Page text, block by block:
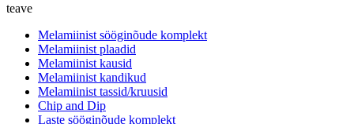
teave
Melamiinist sööginõude komplekt
Melamiinist plaadid
Melamiinist kausid
Melamiinist kandikud
Melamiinist tassid/kruusid
Chip and Dip
Laste sööginõude komplekt